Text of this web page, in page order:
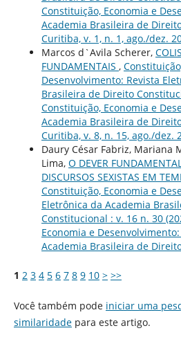
Constituição, Economia e
Academia Brasileira de
Curitiba, v. 1, n. 1, ago./dez.
Marcos d`Avila Scherer,
FUNDAMENTAIS ,
Desenvolvimento: Revista
Brasileira de Direito
Constituição, Economia e
Academia Brasileira de
Curitiba, v. 8, n. 15, ago./dez.
Daury César Fabriz, Mariana
Lima, O DEVER
DISCURSOS SEXISTAS EM
Constituição, Economia e
Eletrônica da Academia
Constitucional : v. 16 n. 30
Economia e
Academia Brasileira de
1 2 3 4 5 6 7 8 9 10 > >>
Você também pode iniciar uma
similaridadepara este artigo.